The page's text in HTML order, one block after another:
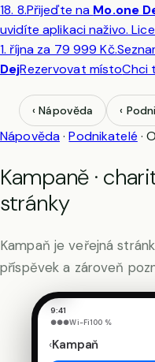
18. 8.Přijeďte na Mo.one
uvidíte aplikaci naživo.
1. října za 79 999 Kč.
DejRezervovat místoChci
‹ Nápověda ‹
Nápověda·Podnikatelé ·
Kampaně ·
stránky
Kampaň je veřejná
příspěvek a zároveň
9:41
●●●Wi-Fi100 %
‹Kampaň
2
✕
Veřejná
kampaň
s
darovacím
formulářem
i
akční
Další
›